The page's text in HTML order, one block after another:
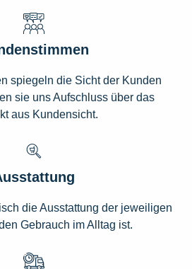
spiegeln die Sicht der Kunden
sie uns Aufschluss über das
aus Kundensicht.
die Ausstattung der jeweiligen
Gebrauch im Alltag ist.